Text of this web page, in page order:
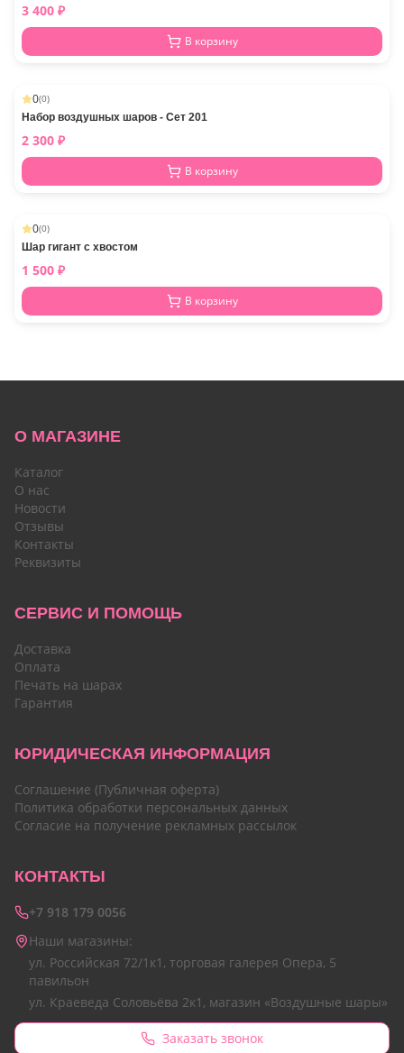
3 400 ₽
В корзину
0(0)
Набор воздушных шаров - Сет 201
2 300 ₽
В корзину
0(0)
Шар гигант с хвостом
1 500 ₽
В корзину
О МАГАЗИНЕ
Каталог
О нас
Новости
Отзывы
Контакты
Реквизиты
СЕРВИС И ПОМОЩЬ
Доставка
Оплата
Печать на шарах
Гарантия
ЮРИДИЧЕСКАЯ ИНФОРМАЦИЯ
Соглашение (Публичная оферта)
Политика обработки персональных данных
Согласие на получение рекламных рассылок
КОНТАКТЫ
+7 918 179 0056
Наши магазины:
ул. Российская 72/1к1, торговая галерея Опера, 5
павильон
ул. Краеведа Соловьёва 2к1, магазин «Воздушные шары»
Заказать звонок